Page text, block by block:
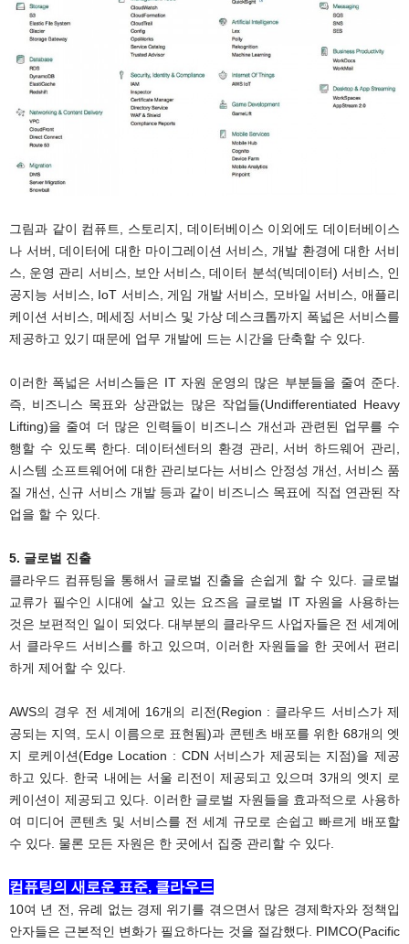
그림과 같이 컴퓨트, 스토리지, 데이터베이스 이외에도 데이터베이스
나 서버, 데이터에 대한 마이그레이션 서비스, 개발 환경에 대한 서비
스, 운영 관리 서비스, 보안 서비스, 데이터 분석(빅데이터) 서비스, 인
공지능 서비스, IoT 서비스, 게임 개발 서비스, 모바일 서비스, 애플리
케이션 서비스, 메세징 서비스 및 가상 데스크톱까지 폭넓은 서비스를
제공하고 있기 때문에 업무 개발에 드는 시간을 단축할 수 있다.
이러한 폭넓은 서비스들은 IT 자원 운영의 많은 부분들을 줄여 준다.
즉, 비즈니스 목표와 상관없는 많은 작업들(Undifferentiated Heavy
Lifting)을 줄여 더 많은 인력들이 비즈니스 개선과 관련된 업무를 수
행할 수 있도록 한다. 데이터센터의 환경 관리, 서버 하드웨어 관리,
시스템 소프트웨어에 대한 관리보다는 서비스 안정성 개선, 서비스 품
질 개선, 신규 서비스 개발 등과 같이 비즈니스 목표에 직접 연관된 작
업을 할 수 있다.
5. 글로벌 진출
클라우드 컴퓨팅을 통해서 글로벌 진출을 손쉽게 할 수 있다. 글로벌
교류가 필수인 시대에 살고 있는 요즈음 글로벌 IT 자원을 사용하는
것은 보편적인 일이 되었다. 대부분의 클라우드 사업자들은 전 세계에
서 클라우드 서비스를 하고 있으며, 이러한 자원들을 한 곳에서 편리
하게 제어할 수 있다.
AWS의 경우 전 세계에 16개의 리전(Region : 클라우드 서비스가 제
공되는 지역, 도시 이름으로 표현됨)과 콘텐츠 배포를 위한 68개의 엣
지 로케이션(Edge Location : CDN 서비스가 제공되는 지점)을 제공
하고 있다. 한국 내에는 서울 리전이 제공되고 있으며 3개의 엣지 로
케이션이 제공되고 있다. 이러한 글로벌 자원들을 효과적으로 사용하
여 미디어 콘텐츠 및 서비스를 전 세계 규모로 손쉽고 빠르게 배포할
수 있다. 물론 모든 자원은 한 곳에서 집중 관리할 수 있다.
컴퓨팅의 새로운 표준, 클라우드
10여 년 전, 유례 없는 경제 위기를 겪으면서 많은 경제학자와 정책입
안자들은 근본적인 변화가 필요하다는 것을 절감했다. PIMCO(Pacific